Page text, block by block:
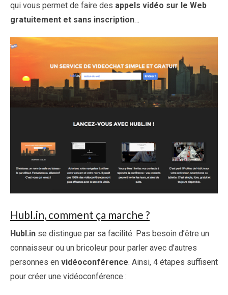
qui vous permet de faire des appels vidéo sur le Web
gratuitement et sans inscription…
Hubl.in, comment ça marche ?
Hubl.in se distingue par sa facilité. Pas besoin d’être un
connaisseur ou un bricoleur pour parler avec d’autres
personnes en vidéoconférence. Ainsi, 4 étapes suffisent
pour créer une vidéoconférence :